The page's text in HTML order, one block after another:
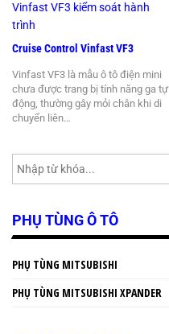
Cruise Control Vinfast VF3
Vinfast VF3 là mẫu ô tô điện mini
chưa được trang bị tính năng ga tự
động, thường gây mỏi chân khi di
chuyển liên…
PHỤ TÙNG Ô TÔ
PHỤ TÙNG MITSUBISHI
PHỤ TÙNG MITSUBISHI XPANDER